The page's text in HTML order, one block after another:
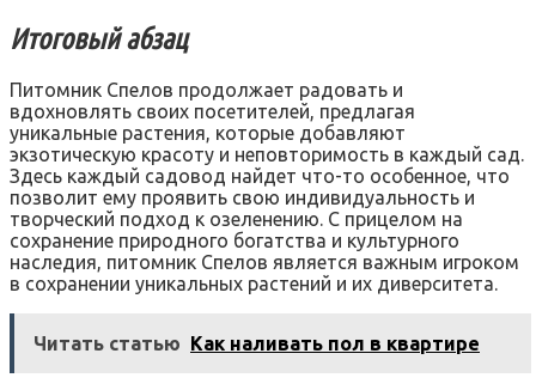
Итоговый абзац
Питомник Спелов продолжает радовать и
вдохновлять своих посетителей, предлагая
уникальные растения, которые добавляют
экзотическую красоту и неповторимость в каждый сад.
Здесь каждый садовод найдет что-то особенное, что
позволит ему проявить свою индивидуальность и
творческий подход к озеленению. С прицелом на
сохранение природного богатства и культурного
наследия, питомник Спелов является важным игроком
в сохранении уникальных растений и их диверситета.
Читать статью Как наливать пол в квартире